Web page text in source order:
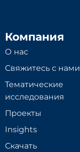
Компания
О нас
Свяжитесь с нами
Тематические
исследования
Проекты
Insights
Скачать